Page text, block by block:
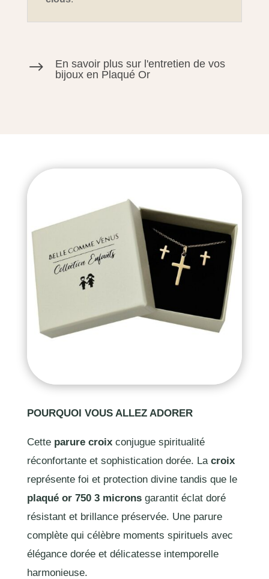
$
En savoir plus sur l'entretien de vos
bijoux en Plaqué Or
POURQUOI VOUS ALLEZ ADORER
Cette parure croixconjugue spiritualité
réconfortante et sophistication dorée. La croix
représente foi et protection divine tandis que le
plaqué or 750 3 micronsgarantit éclat doré
résistant et brillance préservée. Une parure
complète qui célèbre moments spirituels avec
élégance dorée et délicatesse intemporelle
harmonieuse.